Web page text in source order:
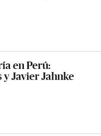
en Perú:
Javier Jahnke